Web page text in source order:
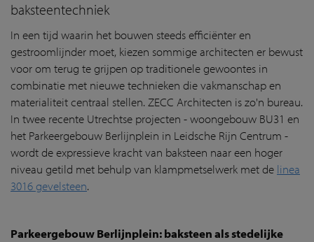
baksteentechniek
In een tijd waarin het bouwen steeds efficiënter en
gestroomlijnder moet, kiezen sommige architecten er bewust
voor om terug te grijpen op traditionele gewoontes in
combinatie met nieuwe technieken die vakmanschap en
materialiteit centraal stellen. ZECC Architecten is zo'n bureau.
In twee recente Utrechtse projecten - woongebouw BU31 en
het Parkeergebouw Berlijnplein in Leidsche Rijn Centrum -
wordt de expressieve kracht van baksteen naar een hoger
niveau getild met behulp van klampmetselwerk met de linea
3016 gevelsteen.
Parkeergebouw Berlijnplein: baksteen als stedelijke